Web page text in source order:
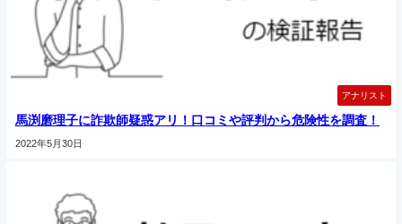
アナリスト
馬渕磨理子に詐欺師疑惑アリ！口コミや評判から危険性を調査！
2022年5月30日